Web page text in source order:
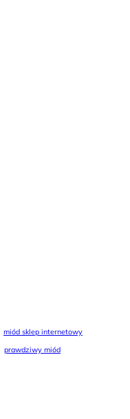
miód sklep internetowy
prawdziwy miód